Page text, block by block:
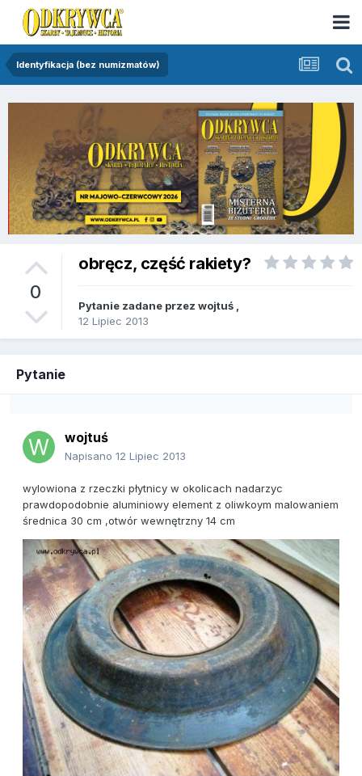
Identyfikacja (bez numizmatów)
0
obręcz, część rakiety?
Pytanie zadane przez wojtuś
12 Lipiec 2013
Pytanie
wojtuś
Napisano 12 Lipiec 2013
wylowiona z rzeczki płytnicy w okolicach nadarzyc
prawdopodobnie aluminiowy element z oliwkoym malowaniem
średnica 30 cm ,otwór wewnętrzny 14 cm